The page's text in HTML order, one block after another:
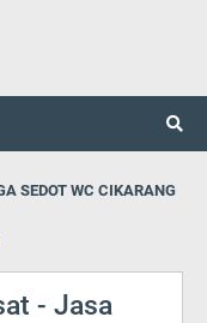
SEDOT WC CIKARANG
- Jasa